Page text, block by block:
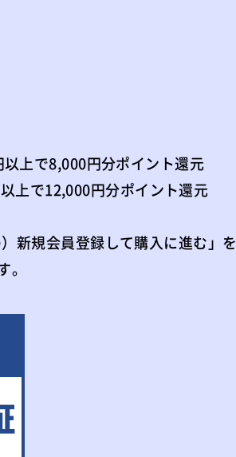
上で8,000円分ポイント還元
上で12,000円分ポイント還元
新規会員登録して購入に進む」を